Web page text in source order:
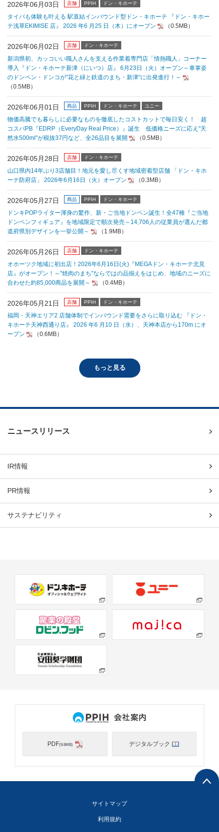
2026年06月03日 店舗 PPIH ドン・キホーテ
タイパも体験も叶える 駅直結インバウンド型ドン・キホーテ 『ドン・キホー
テ浅草EKIMISE 店』 2026 年6 月25 日（木）にオープン
（0.5MB）
2026年06月02日 店舗 ドン・キホーテ
新潟県初、カッコいい職人さんを支える作業着専門店「情熱職人」コーナー
導入『ドン・キホーテ新津（にいつ）店』 6月23日（火）オープン～車掌姿
のドンペン・ドンコが"花と緑と鉄道のまち・新津"に出発進行！～
（0.5MB）
2026年06月01日 商品 PPIH ドン・キホーテ ユニー
物価高騰でも暮らしに必要なものを徹底したコストカットで毎日安く！ 超
コスパPB『EDRP（EveryDay Real Price）』誕生 低価格ニーズに応え"天
然水500ml"が税抜37円など、全26品目を展開
（0.5MB）
2026年05月28日 店舗 ドン・キホーテ
山口県内14年ぶり3店舗目！地元を愛し尽くす地域密着型店舗 「ドン・キホ
ーテ防府店」 2026年6月16日（火）オープン
（0.3MB）
2026年05月27日 商品 PPIH ドン・キホーテ
ドンキPOPライター渾身の驚作、新・ご当地ドンペン誕生！全47種『ご当地
ドンペンフィギュア』を地域限定で順次発売～14,706人の従業員が選んだ都
道府県別デザインを一挙公開～
（1.9MB）
2026年05月26日 店舗 ドン・キホーテ
オホーツク地域に初出店！2026年6月16日(火)『MEGAドン・キホーテ北見
店』がオープン！～"焼肉のまち"ならではの品揃えをはじめ、地域のニーズに
合わせた約85,000商品を展開～
（0.4MB）
2026年05月21日 店舗 PPIH ドン・キホーテ
福岡・天神エリア2 店舗体制でインバウンド需要をさらに取り込む 『ドン・
キホーテ天神西通り店』 2026 年6 月10 日（水）、天神本店から170m にオ
ープン
（0.6MB）
もっと見る
ニュースリリース
IR情報
PR情報
サステナビリティ
PDF(9.8MB) デジタルブック
サイトマップ
利用規約